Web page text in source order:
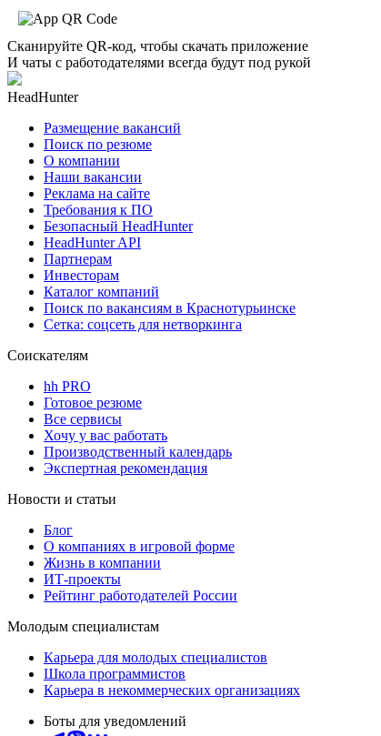
Сканируйте QR-код, чтобы скачать приложение
И чаты с работодателями всегда будут под рукой
HeadHunter
Размещение вакансий
Поиск по резюме
О компании
Наши вакансии
Реклама на сайте
Требования к ПО
Безопасный HeadHunter
HeadHunter API
Партнерам
Инвесторам
Каталог компаний
Поиск по вакансиям в Краснотурьинске
Сетка: соцсеть для нетворкинга
Соискателям
hh PRO
Готовое резюме
Все сервисы
Хочу у вас работать
Производственный календарь
Экспертная рекомендация
Новости и статьи
Блог
О компаниях в игровой форме
Жизнь в компании
ИТ-проекты
Рейтинг работодателей России
Молодым специалистам
Карьера для молодых специалистов
Школа программистов
Карьера в некоммерческих организациях
Боты для уведомлений